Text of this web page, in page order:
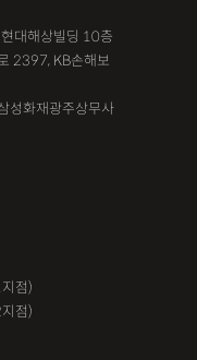
대해상빌딩 10층
2397, KB손해보
성화재광주상무사
점)
점)